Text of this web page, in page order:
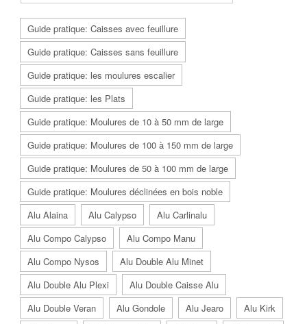
Guide pratique: Caisses avec feuillure
Guide pratique: Caisses sans feuillure
Guide pratique: les moulures escalier
Guide pratique: les Plats
Guide pratique: Moulures de 10 à 50 mm de large
Guide pratique: Moulures de 100 à 150 mm de large
Guide pratique: Moulures de 50 à 100 mm de large
Guide pratique: Moulures déclinées en bois noble
Alu Alaina
Alu Calypso
Alu Carlinalu
Alu Compo Calypso
Alu Compo Manu
Alu Compo Nysos
Alu Double Alu Minet
Alu Double Alu Plexi
Alu Double Caisse Alu
Alu Double Veran
Alu Gondole Alu Jearo
Alu Kirk